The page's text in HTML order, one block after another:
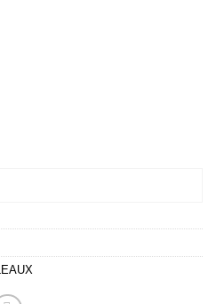
Leaf Minimal Wall Art